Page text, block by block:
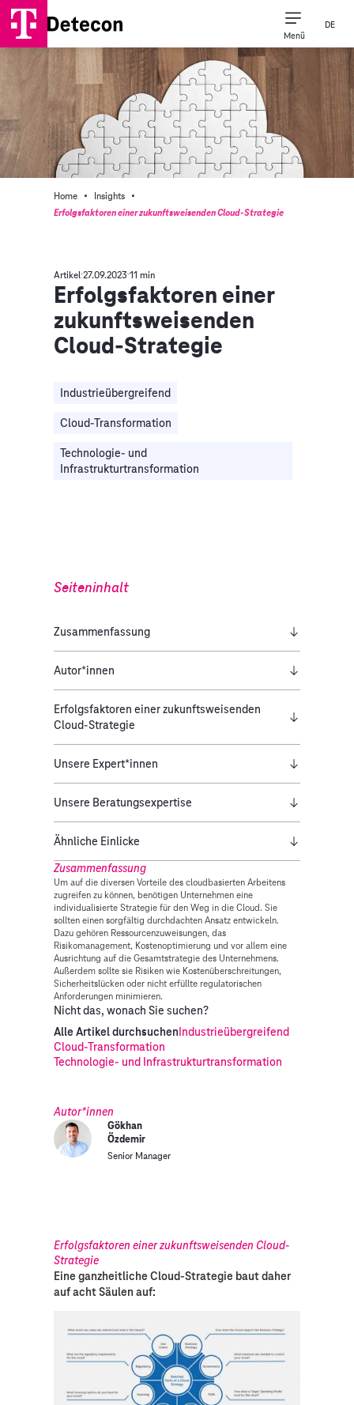
Menü
DE
Home · Insights ·
Erfolgsfaktoren einer zukunftsweisenden Cloud-Strategie
Artikel 27.09.2023 11 min
Erfolgsfaktoren einer
zukunftsweisenden
Cloud-Strategie
Industrieübergreifend
Cloud-Transformation
Technologie- und
Infrastrukturtransformation
Zusammenfassung
Um auf die diversen Vorteile des cloudbasierten Arbeitens
zugreifen zu können, benötigen Unternehmen eine
individualisierte Strategie für den Weg in die Cloud. Sie
sollten einen sorgfältig durchdachten Ansatz entwickeln.
Dazu gehören Ressourcenzuweisungen, das
Risikomanagement, Kostenoptimierung und vor allem eine
Ausrichtung auf die Gesamtstrategie des Unternehmens.
Außerdem sollte sie Risiken wie Kostenüberschreitungen,
Sicherheitslücken oder nicht erfüllte regulatorischen
Anforderungen minimieren.
Nicht das, wonach Sie suchen?
Alle Artikel durchsuchenIndustrieübergreifend
Cloud-Transformation
Technologie- und Infrastrukturtransformation
Autor*innen
Gökhan
Özdemir
Senior Manager
Seiteninhalt
Zusammenfassung
Autor*innen
Erfolgsfaktoren einer zukunftsweisenden
Cloud-Strategie
Unsere Expert*innen
Unsere Beratungsexpertise
Ähnliche Einlicke
Erfolgsfaktoren einer zukunftsweisenden Cloud-
Strategie
Eine ganzheitliche Cloud-Strategie baut daher
auf acht Säulen auf: